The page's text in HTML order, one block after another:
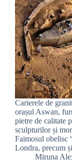
Carierele de
orașul Aswan,
pietre de calitate
sculpturilor și
Faimosul obelisc
Londra, precum
Miruna